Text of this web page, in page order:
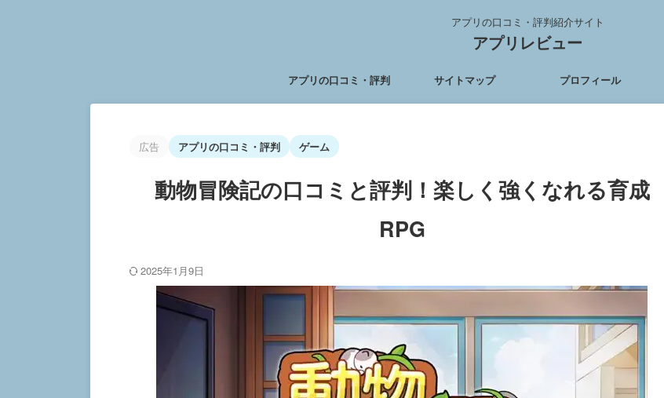
アプリの口コミ・評判紹介サイト
アプリレビュー
アプリの口コミ・評判 サイトマップ プロフィール
広告 アプリの口コミ・評判 ゲーム
動物冒険記の口コミと評判！楽しく強くなれる育成
RPG
2025年1月9日